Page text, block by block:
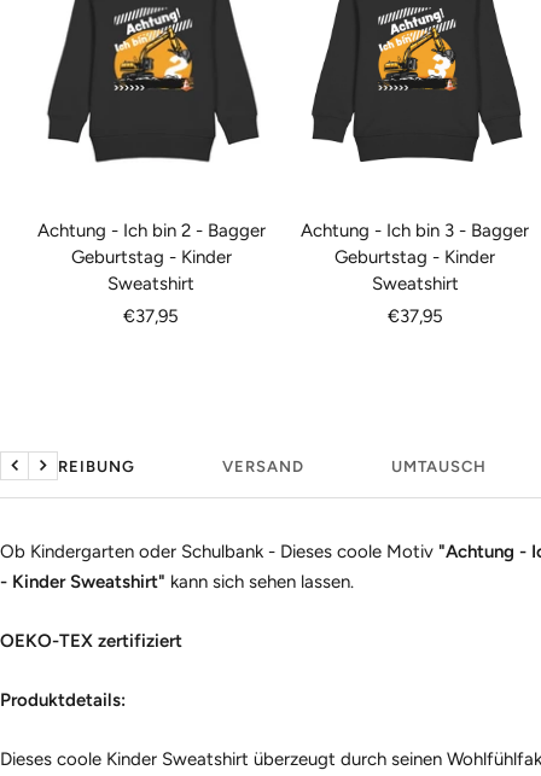
Achtung - Ich bin 2 - Bagger
Geburtstag - Kinder
Sweatshirt
Angebotspreis
€37,95
Achtung - Ich bin 3 - Bagger
Geburtstag - Kinder
Sweatshirt
Angebotspreis
€37,95
BESCHREIBUNG VERSAND UMTAUSCH
ZurückWeiter
Ob Kindergarten oder Schulbank - Dieses coole Motiv "Achtung -
- Kinder Sweatshirt" kann sich sehen lassen.
OEKO-TEX zertifiziert
Produktdetails:
Dieses coole Kinder Sweatshirt überzeugt durch seinen